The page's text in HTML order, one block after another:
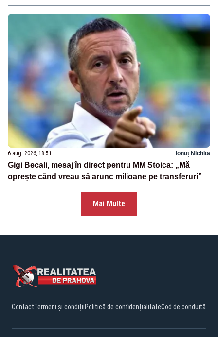
6 aug. 2026, 18:51 Ionuț Nichita
Gigi Becali, mesaj în direct pentru MM Stoica: „Mă
oprește când vreau să arunc milioane pe transferuri”
Mai Multe
ContactTermeni și condițiiPolitică de confidențialitateCod de conduită